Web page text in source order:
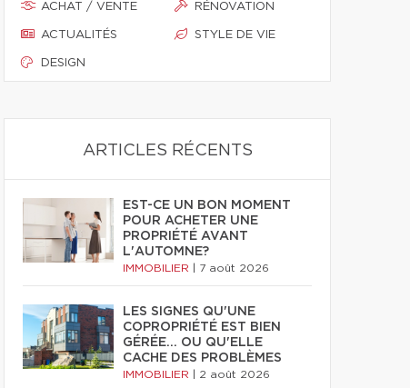
ACHAT / VENTE
ACTUALITÉS
DESIGN
RÉNOVATION
STYLE DE VIE
ARTICLES RÉCENTS
EST-CE UN BON MOMENT
POUR ACHETER UNE
PROPRIÉTÉ AVANT
L'AUTOMNE?
IMMOBILIER 7 août 2026
LES SIGNES QU'UNE
COPROPRIÉTÉ EST BIEN
GÉRÉE… OU QU'ELLE
CACHE DES PROBLÈMES
IMMOBILIER 2 août 2026